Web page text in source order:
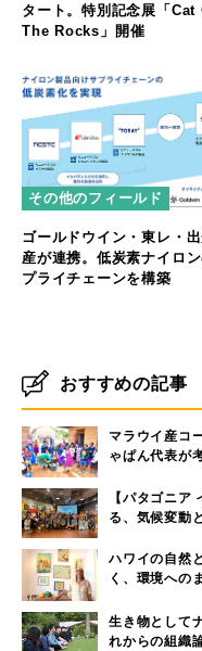
タート。特別記念展「Cat
The Rocks」開催
その他のフィールド
ゴールドウイン・東レ・
産が連携。低炭素ナイロ
プライチェーンを構築
おすすめの記事
マラウイ産コ
ゃぱん代表が
【パタゴニア
る、気候変動
ハワイの自然
く、環境への
生き物として
れからの組織